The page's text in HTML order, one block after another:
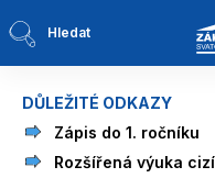
Hledat
DŮLEŽITÉ ODKAZY
Zápis do 1. ročníku
Rozšířená výuka